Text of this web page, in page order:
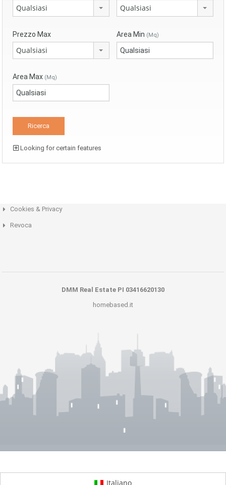
Qualsiasi Qualsiasi
Prezzo Max
Qualsiasi
Area Min (Mq)
Area Max (Mq)
Looking for certain features
Cookies & Privacy
Revoca
DMM Real Estate PI 03416620130
homebased.it
Italiano